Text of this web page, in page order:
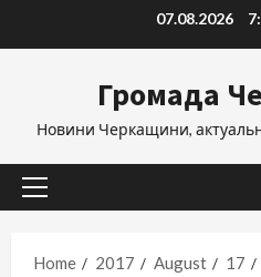
07.08.2026
Громада
Новини Черкащини,
Primary
Home
2017 August
17